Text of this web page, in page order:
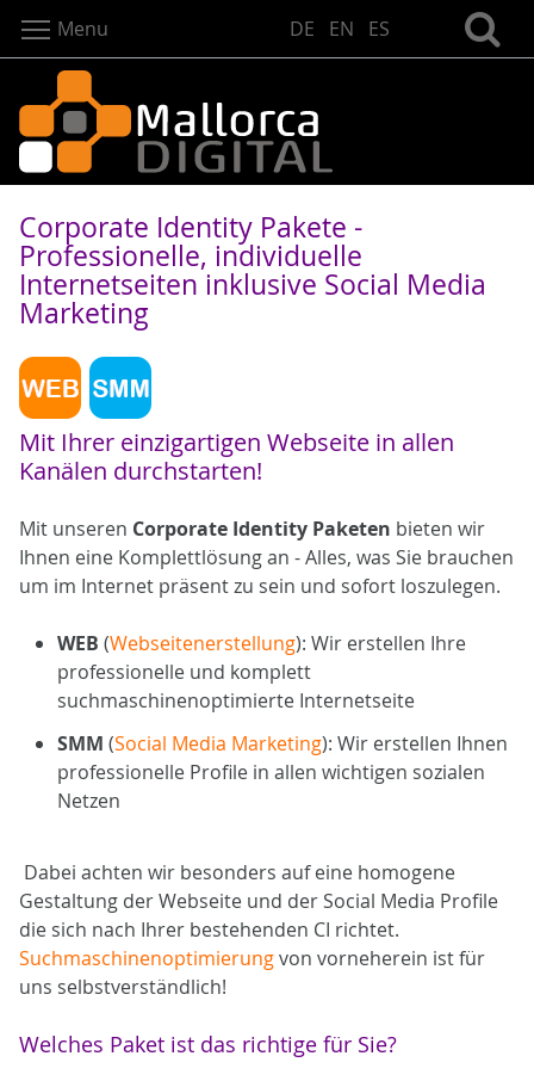
DE EN ES
Menu
Corporate Identity Pakete -
Professionelle, individuelle
Internetseiten inklusive Social Media
Marketing
Mit Ihrer einzigartigen Webseite in allen
Kanälen durchstarten!
Mit unseren Corporate Identity Paketen bieten wir
Ihnen eine Komplettlösung an - Alles, was Sie brauchen
um im Internet präsent zu sein und sofort loszulegen.
WEB (Webseitenerstellung): Wir erstellen Ihre
professionelle und komplett
suchmaschinenoptimierte Internetseite
SMM (Social Media Marketing): Wir erstellen Ihnen
professionelle Profile in allen wichtigen sozialen
Netzen
Dabei achten wir besonders auf eine homogene
Gestaltung der Webseite und der Social Media Profile
die sich nach Ihrer bestehenden CI richtet.
Suchmaschinenoptimierungvon vorneherein ist für
uns selbstverständlich!
Welches Paket ist das richtige für Sie?